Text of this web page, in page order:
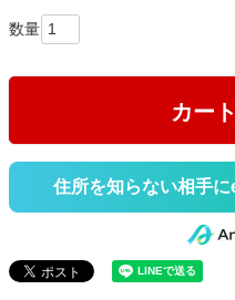
カー
住所を知らない相手